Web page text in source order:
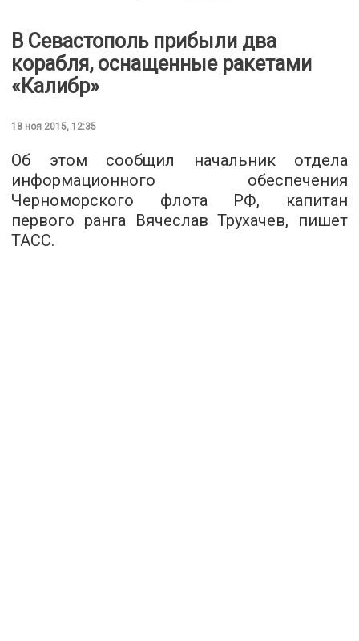
В Севастополь прибыли два
корабля, оснащенные ракетами
«Калибр»
18 ноя 2015, 12:35
Об этом сообщил начальник отдела
информационного обеспечения
Черноморского флота РФ, капитан
первого ранга Вячеслав Трухачев, пишет
ТАСС.